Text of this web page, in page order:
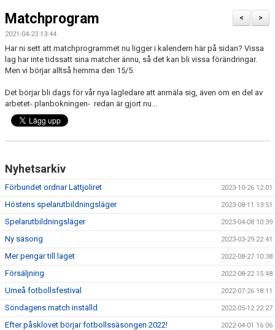
>
<
Matchprogram
2021-04-23 13:44
Har ni sett att matchprogrammet nu ligger i kalendern här på sidan? Vissa
lag har inte tidssatt sina matcher ännu, så det kan bli vissa förändringar.
Men vi börjar alltså hemma den 15/5.
Det börjar bli dags för vår nya lagledare att anmäla sig, även om en del av
arbetet- planbokningen- redan är gjort nu...
Nyhetsarkiv
Förbundet ordnar Lattjoliret 2023-10-26 12:01
Höstens spelarutbildningsläger 2023-08-11 13:51
Spelarutbildningsläger 2023-04-08 10:39
Ny säsong 2023-03-29 22:41
Mer pengar till laget 2022-08-27 10:38
Försäljning 2022-08-22 15:48
Umeå fotbollsfestival 2022-07-26 18:11
Söndagens match inställd 2022-05-12 22:27
Efter påsklovet börjar fotbollssäsongen 2022! 2022-04-01 16:06